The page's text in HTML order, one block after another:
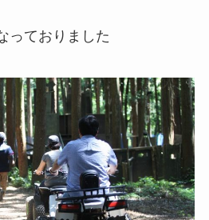
っておりました